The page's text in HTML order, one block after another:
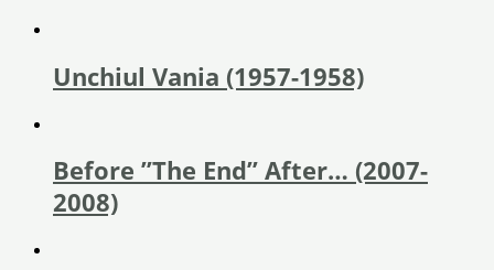
Unchiul Vania (1957-1958)
Before ”The End” After… (2007-
2008)